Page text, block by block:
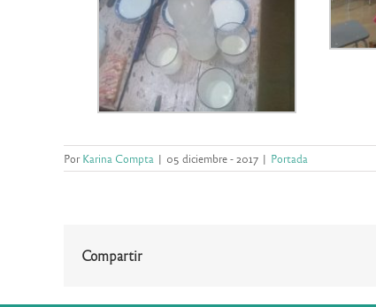
PorKarina Compta | 05 diciembre - 2017 | Portada
Compartir